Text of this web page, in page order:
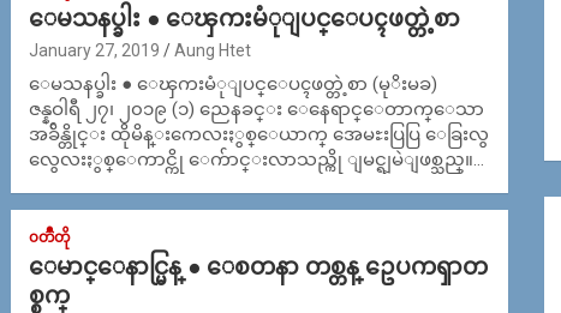
ေမသနပ္ခါး ● ေၾကးမံုျပင္ေပၚဖတ္တဲ့စာ
January 27, 2019 Aung Htet
ေမသနပ္ခါး ● ေၾကးမံုျပင္ေပၚဖတ္တဲ့စာ (မုိးမခ)
ဇန္နဝါရီ ၂၇၊ ၂၀၁၉ (၁) ညေနခင္း ေနေရာင္ေတာက္ေသာ
အခ်ိန္တိုင္း ထိုမိန္းကေလးႏွစ္ေယာက္ အေမႊးပြပြ ေခြးလွ
လွေလးႏွစ္ေကာင္ကို ေက်ာင္းလာသည္ကို ျမင္ရျမဲျဖစ္သည္။…
၀တၳဳတို
ေမာင္ေနာင္မြန္ ● ေစတနာ တစ္တန္ ဥေပကၡာတ
စ္စက္